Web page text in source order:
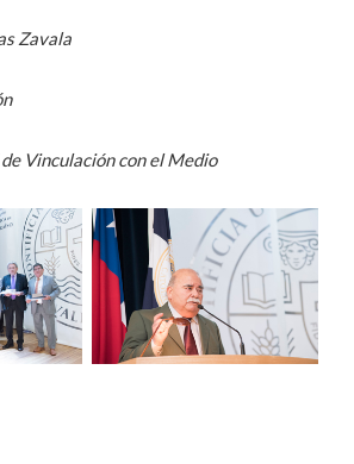
Zavala
Vinculación con el Medio